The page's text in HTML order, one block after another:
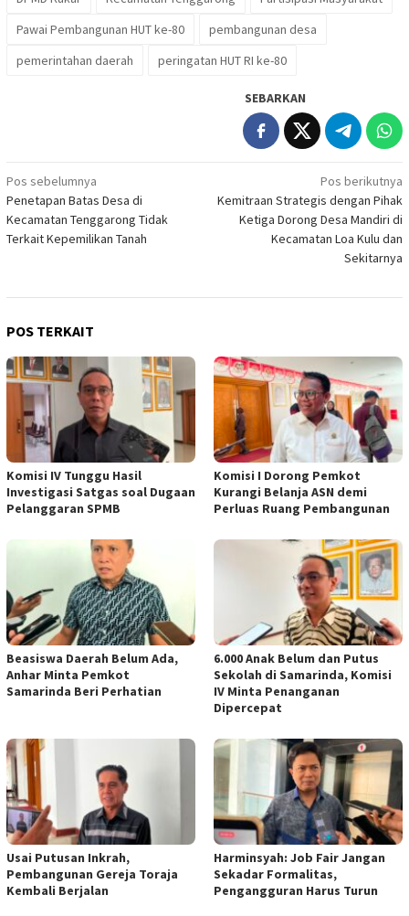
Pawai Pembangunan HUT ke-80
pembangunan desa
pemerintahan daerah
peringatan HUT RI ke-80
SEBARKAN
Navigasi
pos
Pos sebelumnya
Penetapan Batas Desa di
Kecamatan Tenggarong Tidak
Terkait Kepemilikan Tanah
Pos berikutnya
Kemitraan Strategis dengan Pihak
Ketiga Dorong Desa Mandiri di
Kecamatan Loa Kulu dan
Sekitarnya
POS TERKAIT
Komisi IV Tunggu Hasil
Investigasi Satgas soal Dugaan
Pelanggaran SPMB
Komisi I Dorong Pemkot
Kurangi Belanja ASN demi
Perluas Ruang Pembangunan
Beasiswa Daerah Belum Ada,
Anhar Minta Pemkot
Samarinda Beri Perhatian
6.000 Anak Belum dan Putus
Sekolah di Samarinda, Komisi
IV Minta Penanganan
Dipercepat
Usai Putusan Inkrah,
Pembangunan Gereja Toraja
Kembali Berjalan
Harminsyah: Job Fair Jangan
Sekadar Formalitas,
Pengangguran Harus Turun